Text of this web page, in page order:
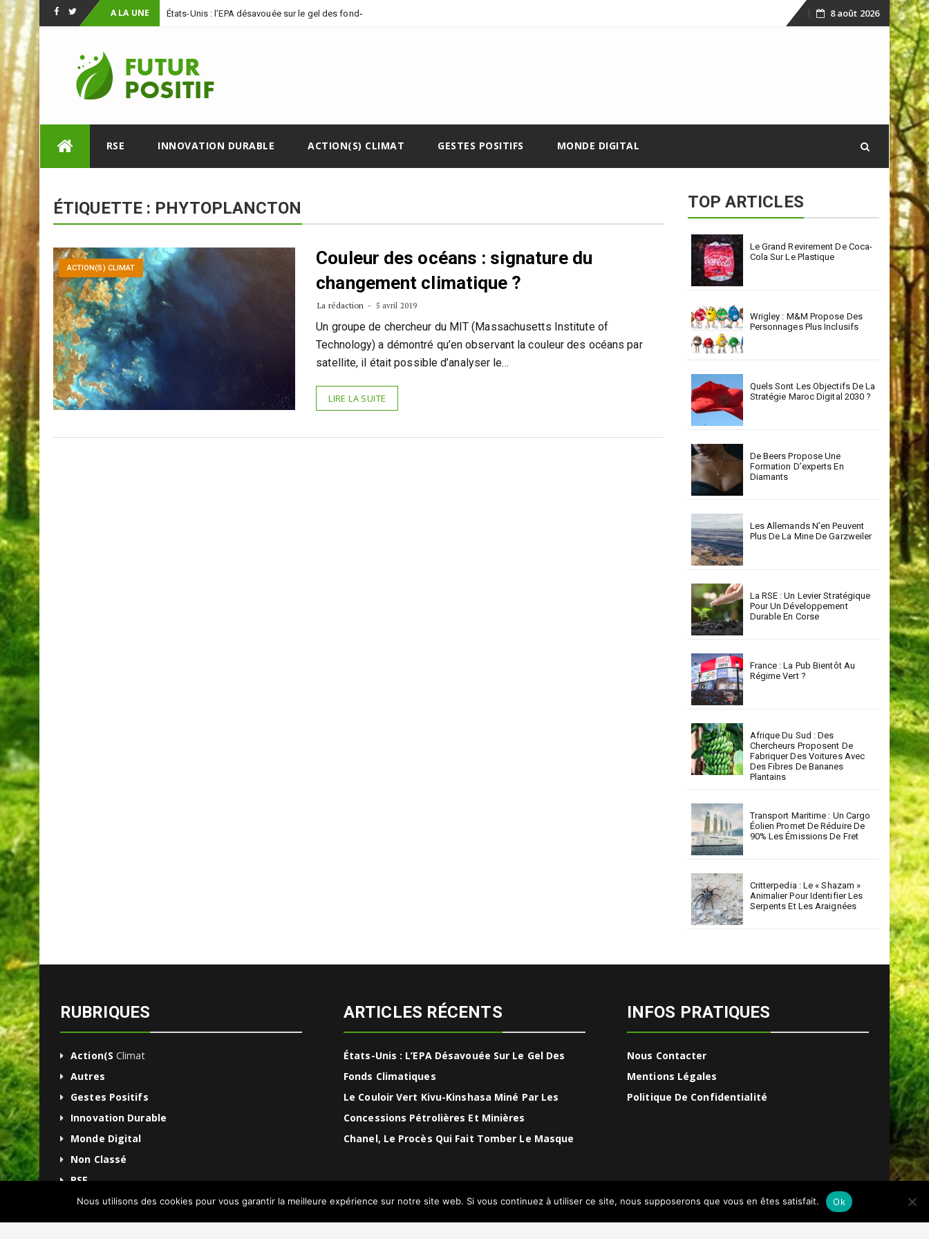
FacebookTwitter A LA UNE États-Unis : l’EPA désavouée sur le gel des fonds climatiqu
Skip
8 août 2026
RSE INNOVATION DURABLE ACTION(S) CLIMAT GESTES POSITIFS MONDE DIGITAL
ÉTIQUETTE : PHYTOPLANCTON
ACTION(S) CLIMAT
Couleur des océans : signature du
changement climatique ?
La rédaction 5 avril 2019
Un groupe de chercheur du MIT (Massachusetts Institute of
Technology) a démontré qu’en observant la couleur des océans par
satellite, il était possible d’analyser le…
LIRE LA SUITE
TOP ARTICLES
Le Grand Revirement De Coca-
Cola Sur Le Plastique
Wrigley : M&M Propose Des
Personnages Plus Inclusifs
Quels Sont Les Objectifs De La
Stratégie Maroc Digital 2030 ?
De Beers Propose Une
Formation D’experts En
Diamants
Les Allemands N’en Peuvent
Plus De La Mine De Garzweiler
La RSE : Un Levier Stratégique
Pour Un Développement
Durable En Corse
France : La Pub Bientôt Au
Régime Vert ?
Afrique Du Sud : Des
Chercheurs Proposent De
Fabriquer Des Voitures Avec
Des Fibres De Bananes
Plantains
Transport Maritime : Un Cargo
Éolien Promet De Réduire De
90% Les Émissions De Fret
Critterpedia : Le « Shazam »
Animalier Pour Identifier Les
Serpents Et Les Araignées
RUBRIQUES
Action(s Climat
Autres
Gestes Positifs
Innovation Durable
Monde Digital
Non Classé
RSE
Une
ARTICLES RÉCENTS
États-Unis : L’EPA Désavouée Sur Le Gel Des
Fonds Climatiques
Le Couloir Vert Kivu-Kinshasa Miné Par Les
Concessions Pétrolières Et Minières
Chanel, Le Procès Qui Fait Tomber Le Masque
INFOS PRATIQUES
Nous Contacter
Mentions Légales
Politique De Confidentialité
Nous utilisons des cookies pour vous garantir la meilleure expérience sur notre site web. Si vous continuez à utiliser ce site, nous supposerons que vous en êtes satisfait. Ok